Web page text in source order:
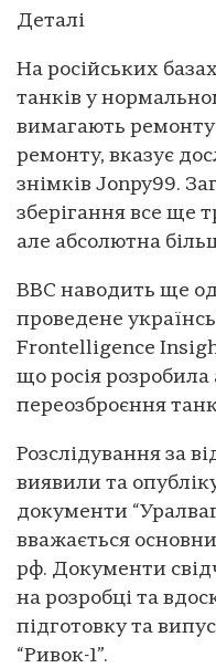
Деталі
На російських
танків у
вимагають ремонту
ремонту, вказує
знімків Jonpy99.
зберігання все ще
але абсолютна
ВВС наводить ще
проведене
Frontelligence
що росія
переозброєння
Розслідування за
виявили та
документи
вважається
рф. Документи
на розробці та
підготовку та
“Ривок-1”.